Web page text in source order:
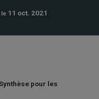
le 11 oct. 2021
pour les